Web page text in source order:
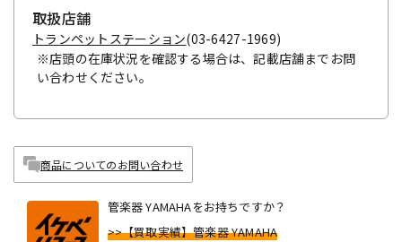
取扱店舗
トランペットステーション(03-6427-1969)
※店頭の在庫状況を確認する場合は、記載店舗までお問
い合わせください。
商品についてのお問い合わせ
管楽器 YAMAHAをお持ちですか？
>>【買取実績】管楽器 YAMAHA